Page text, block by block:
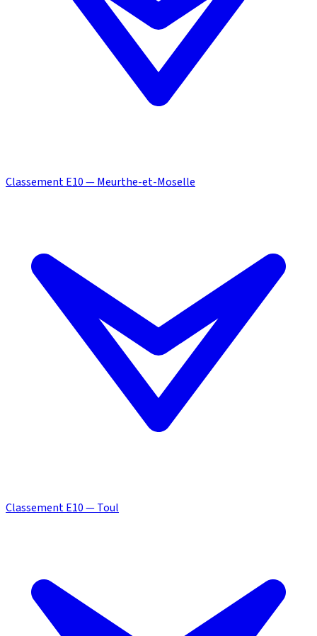
Classement E10 — Meurthe-et-Moselle
Classement E10 — Toul